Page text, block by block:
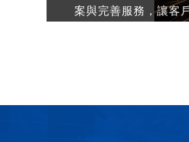
案與完善服務，讓客